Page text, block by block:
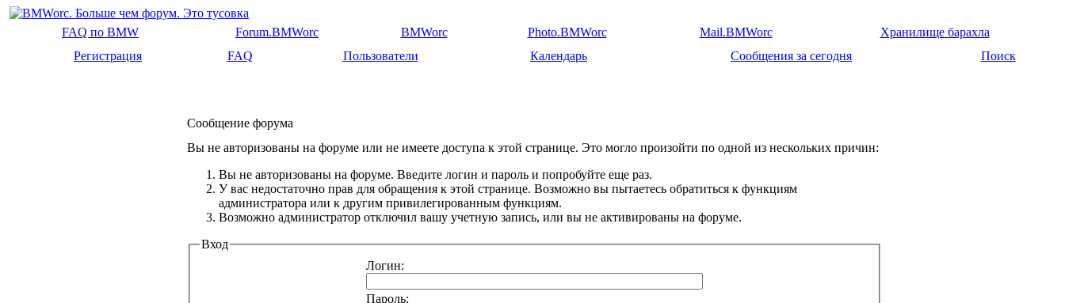
FAQ по BMW Forum.BMWorc BMWorc Photo.BMWorc Mail.BMWorc
Хранилище барахла
Регистрация
FAQ Пользователи Календарь Сообщения за сегодня Поиск
Сообщение форума
Вы не авторизованы на форуме или не имеете доступа к этой странице. Это могло произойти по одной из нескольких причин:
Вы не авторизованы на форуме. Введите логин и пароль и попробуйте еще раз.
У вас недостаточно прав для обращения к этой странице. Возможно вы пытаетесь обратиться к функциям
администратора или к другим привилегированным функциям.
Возможно администратор отключил вашу учетную запись, или вы не активированы на форуме.
Вход
Логин:
Пароль: